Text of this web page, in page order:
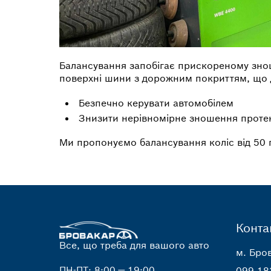
Балансування запобігає прискореному
поверхні шини з дорожним покриттям, що
Безпечно керувати автомобілем
Знизити нерівномірне зношення
Ми пропонуємо балансування коліс від 50
Все, що треба для вашого авто
м.